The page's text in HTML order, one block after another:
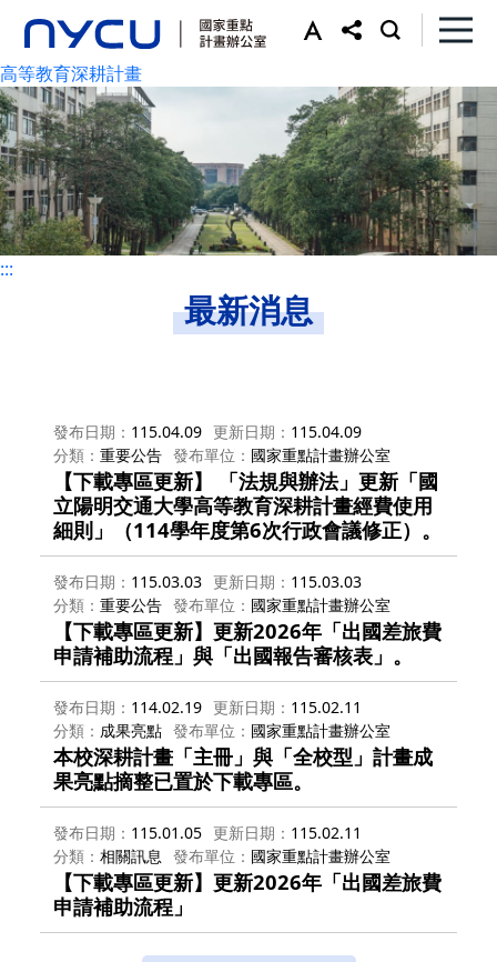
:::
高等教育深耕計畫
:::
最新消息
發布日期 115.04.09 更新日期
115.04.09
分類
重要公告 發布單位 國家重點計畫辦公室
【下載專區更新】 「法規與辦法」更新「國
立陽明交通大學高等教育深耕計畫經費使用
細則」（114學年度第6次行政會議修正）。
發布日期 115.03.03 更新日期
115.03.03
分類
重要公告 發布單位 國家重點計畫辦公室
【下載專區更新】更新2026年「出國差旅費
申請補助流程」與「出國報告審核表」。
發布日期 114.02.19 更新日期
115.02.11
分類
成果亮點 發布單位 國家重點計畫辦公室
本校深耕計畫「主冊」與「全校型」計畫成
果亮點摘整已置於下載專區。
發布日期 115.01.05 更新日期
115.02.11
分類
相關訊息 發布單位 國家重點計畫辦公室
【下載專區更新】更新2026年「出國差旅費
申請補助流程」